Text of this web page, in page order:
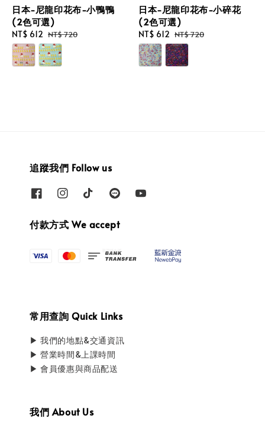
日本-尼龍印花布-小鴨鴨
(2色可選)
Sale
price
NT$ 612 Regular
price
NT$ 720
日本-尼龍印花布-小碎花
(2色可選)
Sale
price
NT$ 612 Regular
price
NT$ 720
追蹤我們 Follow us
付款方式 We accept
常用查詢 Quick Links
▶ 我們的地點&交通資訊
▶ 營業時間&上課時間
▶ 會員優惠與商品配送
我們 About Us